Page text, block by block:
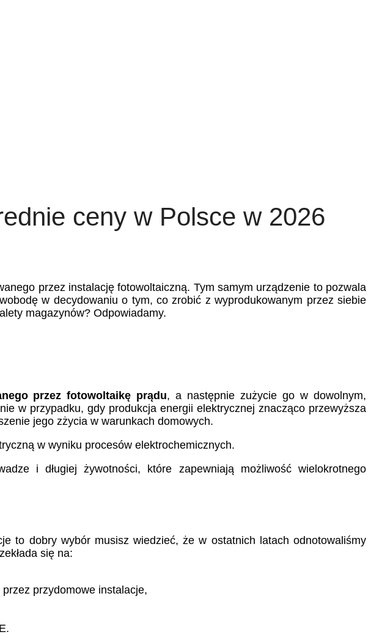
ceny w Polsce w 2026
przez instalację fotowoltaiczną. Tym samym urządzenie to pozwala
w decydowaniu o tym, co zrobić z wyprodukowanym przez siebie
magazynów? Odpowiadamy.
przez fotowoltaikę prądu, a następnie zużycie go w dowolnym,
w przypadku, gdy produkcja energii elektrycznej znacząco przewyższa
jego zżycia w warunkach domowych.
w wyniku procesów elektrochemicznych.
i długiej żywotności, które zapewniają możliwość wielokrotnego
to dobry wybór musisz wiedzieć, że w ostatnich latach odnotowaliśmy
się na:
przydomowe instalacje,